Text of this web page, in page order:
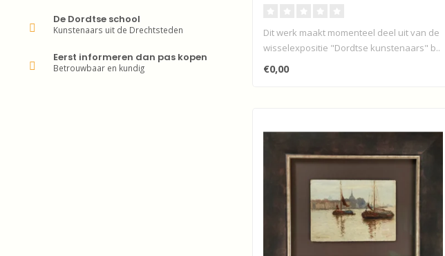
De Dordtse school
Kunstenaars uit de Drechtsteden
Eerst informeren dan pas kopen
Betrouwbaar en kundig
Dit werk maakt momenteel deel uit van de
wisselexpositie "Dordtse kunstenaars" b..
€0,00